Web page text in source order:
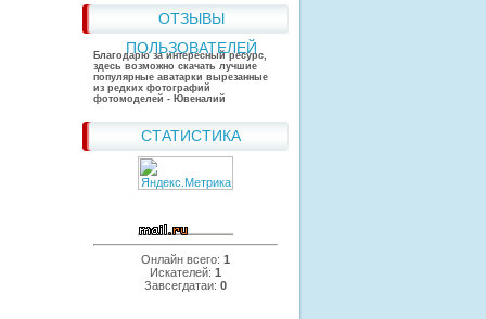
ОТЗЫВЫ
ПОЛЬЗОВАТЕЛЕЙ
Благодарю за интересный ресурс,
здесь возможно скачать лучшие
популярные аватарки вырезанные
из редких фотографий
фотомоделей - Ювеналий
СТАТИСТИКА
Онлайн всего: 1
Искателей: 1
Завсегдатаи: 0